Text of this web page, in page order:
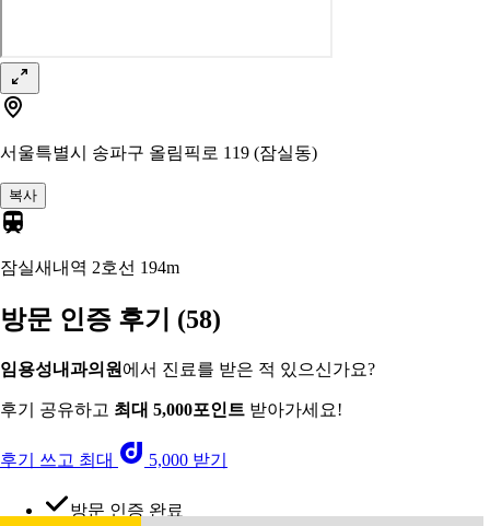
서울특별시 송파구 올림픽로 119 (잠실동)
복사
잠실새내역 2호선 194m
방문 인증 후기 (58)
임용성내과의원 에서 진료를 받은 적 있으신가요?
후기 공유하고 최대 5,000포인트 받아가세요!
후기 쓰고 최대 5,000 받기
방문 인증 완료